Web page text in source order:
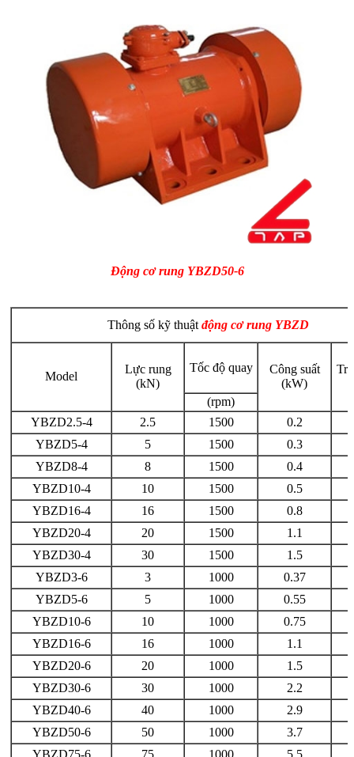
Động cơ rung YBZD50-6
Thông số kỹ thuật động cơ rung YBZD
Model
Lực rung
(kN)
Tốc độ quay
Công suất
(kW)
(rpm)
YBZD2.5-4
2.5 1500
0.2
YBZD5-4
5 1500
0.3
YBZD8-4
8 1500
0.4
YBZD10-4
10 1500
0.5
YBZD16-4
16 1500
0.8
YBZD20-4
20 1500
1.1
YBZD30-4
30 1500
1.5
YBZD3-6
3 1000
0.37
YBZD5-6
5 1000
0.55
YBZD10-6
10 1000
0.75
YBZD16-6
16 1000
1.1
YBZD20-6
20 1000
1.5
YBZD30-6
30 1000
2.2
YBZD40-6
40 1000
2.9
YBZD50-6
50 1000
3.7